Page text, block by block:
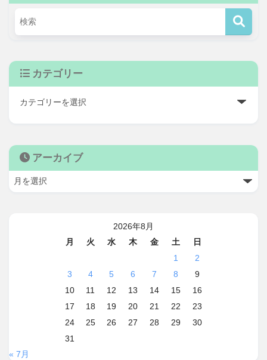
カテゴリー
アーカイブ
2026年8月
月
火 水 木 金 土
日
1
2
3
4 5 6 7 8
9
10
11 12 13 14 15
16
17
18 19 20 21 22
23
24
25 26 27 28 29
30
31
« 7月